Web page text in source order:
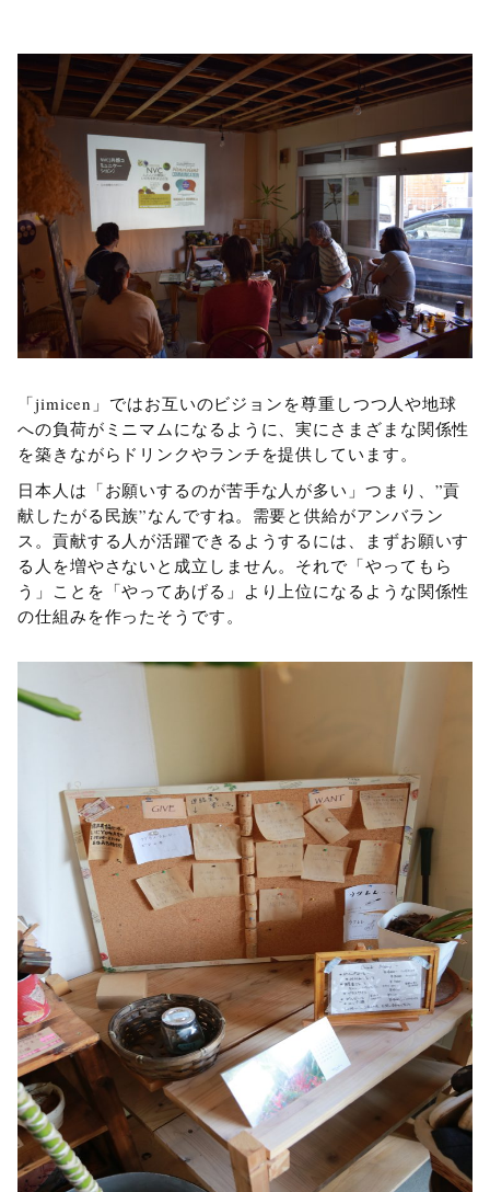
「jimicen」ではお互いのビジョンを尊重しつつ人や地球
への負荷がミニマムになるように、実にさまざまな関係性
を築きながらドリンクやランチを提供しています。
日本人は「お願いするのが苦手な人が多い」つまり、”貢
献したがる民族”なんですね。需要と供給がアンバラン
ス。貢献する人が活躍できるようするには、まずお願いす
る人を増やさないと成立しません。それで「やってもら
う」ことを「やってあげる」より上位になるような関係性
の仕組みを作ったそうです。